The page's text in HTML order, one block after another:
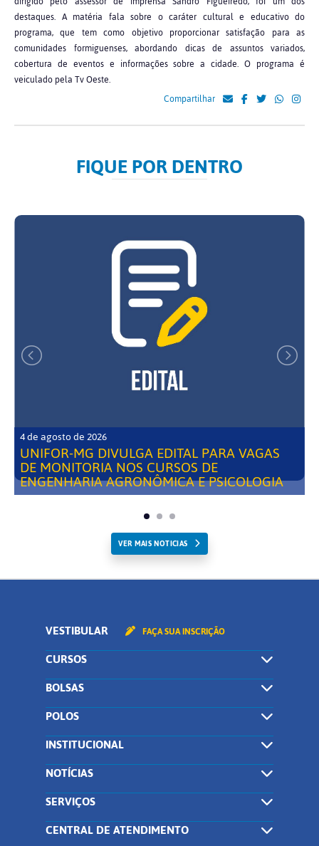
destaques. A matéria fala sobre o caráter cultural e educativo do
programa, que tem como objetivo proporcionar satisfação para as
comunidades formiguenses, abordando dicas de assuntos variados,
cobertura de eventos e informações sobre a cidade. O programa é
veiculado pela Tv Oeste.
Compartilhar
FIQUE POR DENTRO
4 de agosto de 2026
UNIFOR-MG DIVULGA EDITAL PARA VAGAS
DE MONITORIA NOS CURSOS DE
ENGENHARIA AGRONÔMICA E PSICOLOGIA
VER MAIS NOTICIAS
VESTIBULAR FAÇA SUA INSCRIÇÃO
CURSOS
BOLSAS
POLOS
INSTITUCIONAL
NOTÍCIAS
SERVIÇOS
CENTRAL DE ATENDIMENTO